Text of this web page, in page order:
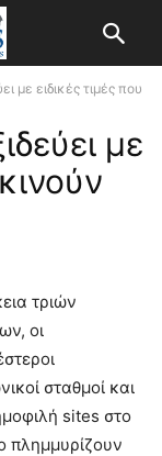
με ειδικές τιμές που
με
τριών
οι
σταθμοί και
sites στο
πλημμυρίζουν